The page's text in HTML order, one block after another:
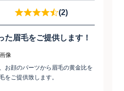
(2)
た眉毛をご提供します！
お顔のパーツから眉毛の黄金比を
をご提供致します。